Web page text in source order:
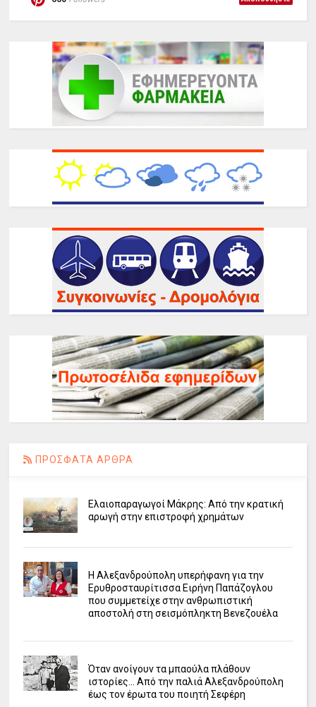
ΠΡΟΣΦΑΤΑ ΑΡΘΡΑ
Ελαιοπαραγωγοί Μάκρης: Από την κρατική
αρωγή στην επιστροφή χρημάτων
Η Αλεξανδρούπολη υπερήφανη για την
Ερυθροσταυρίτισσα Ειρήνη Παπάζογλου
που συμμετείχε στην ανθρωπιστική
αποστολή στη σεισμόπληκτη Βενεζουέλα
Όταν ανοίγουν τα μπαούλα πλάθουν
ιστορίες... Από την παλιά Αλεξανδρούπολη
έως τον έρωτα του ποιητή Σεφέρη